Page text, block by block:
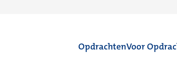
OpdrachtenVoor